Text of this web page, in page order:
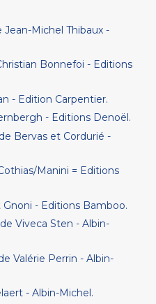
Jean-Michel Thibaux -
Bonnefoi - Editions
- Edition Carpentier.
- Editions Denoël.
Bervas et Cordurié -
Manini = Editions
- Editions Bamboo.
Viveca Sten - Albin-
Valérie Perrin - Albin-
- Albin-Michel.